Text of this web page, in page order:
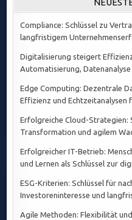
Compliance: Schlüssel zu
langfristigem
Digitalisierung steigert
Automatisierung,
Edge Computing: Dezentrale
Effizienz und Echtzeitanalysen
Erfolgreiche Cloud-Strategien:
Transformation und agilem
Erfolgreicher IT-Betrieb:
und Lernen als Schlüssel zur
ESG-Kriterien: Schlüssel für
Investoreninteresse und
Agile Methoden: Flexibilität